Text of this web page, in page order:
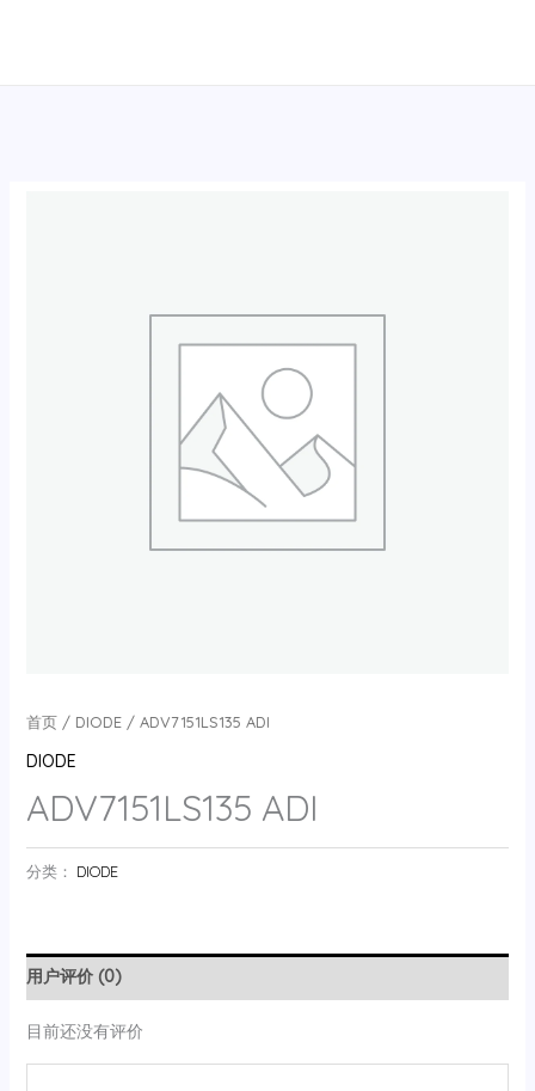
首页/ DIODE/ ADV7151LS135 ADI
DIODE
ADV7151LS135 ADI
分类： DIODE
用户评价 (0)
目前还没有评价